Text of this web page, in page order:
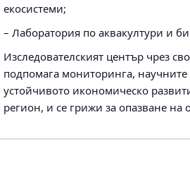
екосистеми;
– Лаборатория по аквакултури и
Изследователският център чрез
подпомага мониторинга,
устойчивото икономическо
регион, и се грижи за опазване на